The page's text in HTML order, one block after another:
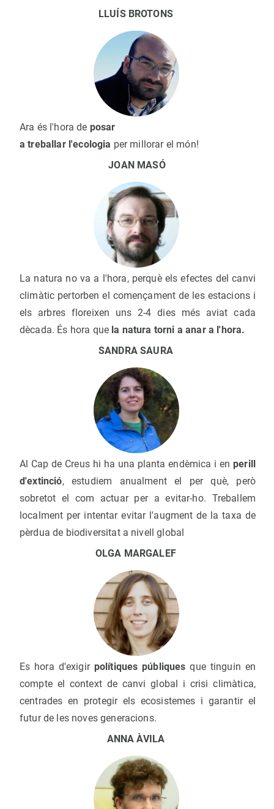
LLUÍS BROTONS
Ara és l'hora de posar
a treballar l'ecologia per millorar el món!
JOAN MASÓ
La natura no va a l'hora, perquè els efectes del canvi
climàtic pertorben el començament de les estacions i
els arbres floreixen uns 2-4 dies més aviat cada
dècada. És hora que la natura torni a anar a l'hora.
SANDRA SAURA
Al Cap de Creus hi ha una planta endèmica i enperill
d'extinció, estudiem anualment el per què, però
sobretot el com actuar per a evitar-ho. Treballem
localment per intentar evitar l'augment de la taxa de
pèrdua de biodiversitat a nivell global
OLGA MARGALEF
Es hora d'exigir polítiques públiques que tinguin en
compte el context de canvi global i crisi climàtica,
centrades en protegir els ecosistemes i garantir el
futur de les noves generacions.
ANNA ÀVILA